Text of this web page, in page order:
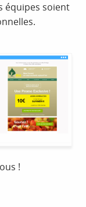
équipes soient
!